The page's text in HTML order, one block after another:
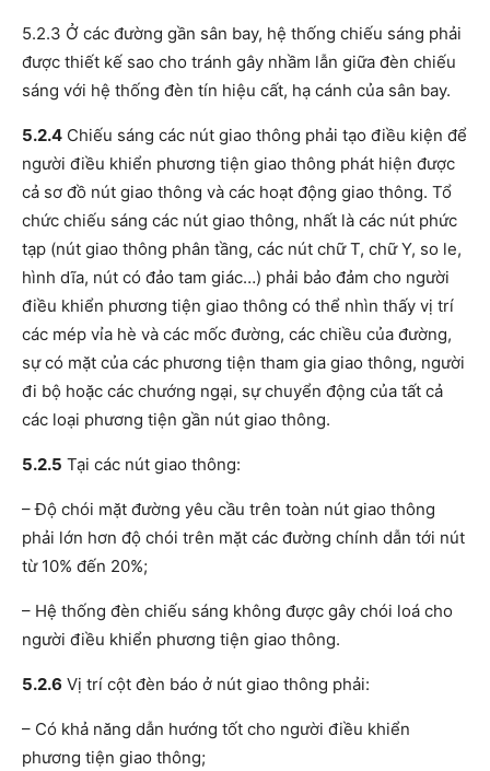
5.2.3 Ở các đường gần sân bay, hệ thống chiếu sáng phải
được thiết kế sao cho tránh gây nhầm lẫn giữa đèn chiếu
sáng với hệ thống đèn tín hiệu cất, hạ cánh của sân bay.
5.2.4 Chiếu sáng các nút giao thông phải tạo điều kiện để
người điều khiển phương tiện giao thông phát hiện được
cả sơ đồ nút giao thông và các hoạt động giao thông. Tổ
chức chiếu sáng các nút giao thông, nhất là các nút phức
tạp (nút giao thông phân tầng, các nút chữ T, chữ Y, so le,
hình dĩa, nút có đảo tam giác…) phải bảo đảm cho người
điều khiển phương tiện giao thông có thể nhìn thấy vị trí
các mép vỉa hè và các mốc đường, các chiều của đường,
sự có mặt của các phương tiện tham gia giao thông, người
đi bộ hoặc các chướng ngại, sự chuyển động của tất cả
các loại phương tiện gần nút giao thông.
5.2.5 Tại các nút giao thông:
– Độ chói mặt đường yêu cầu trên toàn nút giao thông
phải lớn hơn độ chói trên mặt các đường chính dẫn tới nút
từ 10% đến 20%;
– Hệ thống đèn chiếu sáng không được gây chói loá cho
người điều khiển phương tiện giao thông.
5.2.6 Vị trí cột đèn báo ở nút giao thông phải:
– Có khả năng dẫn hướng tốt cho người điều khiển
phương tiện giao thông;